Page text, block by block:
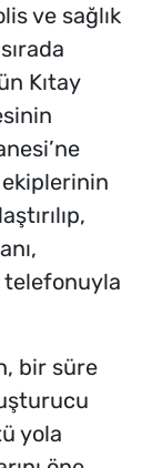
ve sağlık
Kıtay
ekiplerinin
telefonuyla
bir süre
yola